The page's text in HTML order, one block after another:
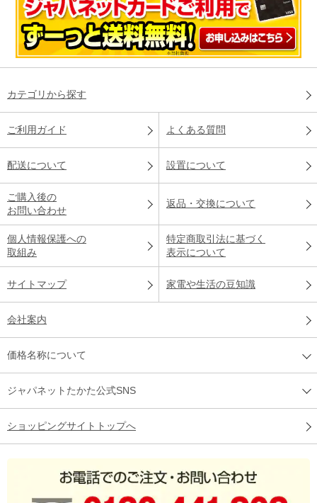
カテゴリから探す
ご利用ガイド よくある質問
配送について 設置について
ご購入後の
お問い合わせ
返品・交換について
個人情報保護への
取組み
特定商取引法に基づく
表示について
サイトマップ 家電や生活の豆知識
会社案内
価格名称について
ジャパネットたかた公式SNS
ショッピングサイトトップへ